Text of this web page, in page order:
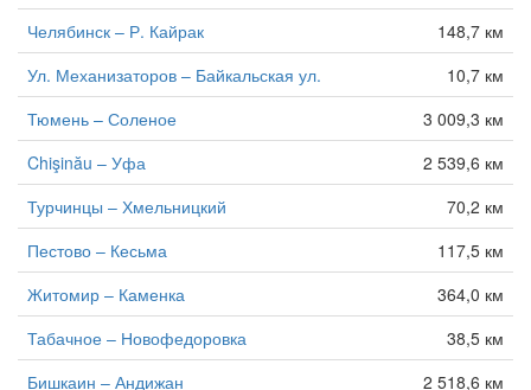
Челябинск – Р. Кайрак
148,7 км
Ул. Механизаторов – Байкальская ул.
10,7 км
Тюмень – Соленое
3 009,3 км
Chişinău – Уфа
2 539,6 км
Турчинцы – Хмельницкий
70,2 км
Пестово – Кесьма
117,5 км
Житомир – Каменка
364,0 км
Табачное – Новофедоровка
38,5 км
Бишкаин – Андижан
2 518,6 км